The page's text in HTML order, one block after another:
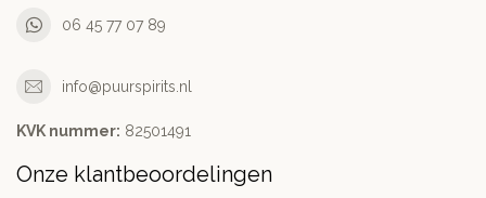
06 45 77 07 89
info@puurspirits.nl
KVK nummer: 82501491
Onze klantbeoordelingen